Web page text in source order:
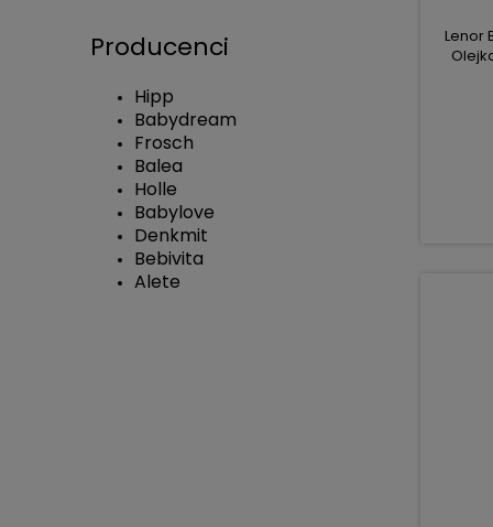
Producenci
Hipp
Babydream
Frosch
Balea
Holle
Babylove
Denkmit
Bebivita
Alete
Lenor